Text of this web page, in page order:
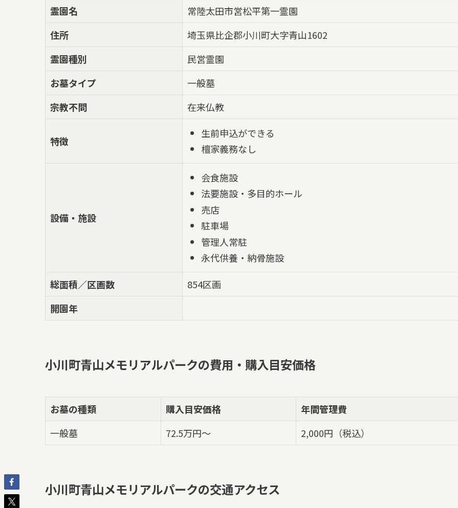
霊園名
常陸太田市営松平第一霊園
住所
埼玉県比企郡小川町大字青山1602
霊園種別
民営霊園
お墓タイプ
一般墓
宗教不問
在来仏教
特徴
生前申込ができる
檀家義務なし
設備・施設
会食施設
法要施設・多目的ホール
売店
駐車場
管理人常駐
永代供養・納骨施設
総面積／区画数
854区画
開園年
小川町青山メモリアルパークの費用・購入目安価格
お墓の種類 購入目安価格
年間管理費
一般墓
72.5万円～ 2,000円（税込）
小川町青山メモリアルパークの交通アクセス